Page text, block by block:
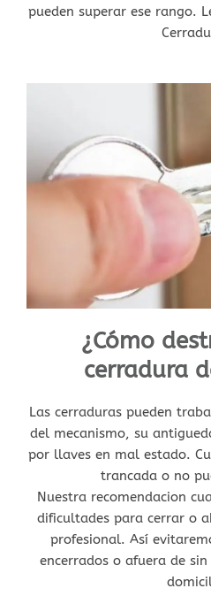
pueden superar ese rango.
¿Cómo
cerradura
Las cerraduras pueden
del mecanismo, su
por llaves en mal estado.
trancada o no
Nuestra recomendacion
dificultades para cerrar o
profesional. Así
encerrados o afuera de